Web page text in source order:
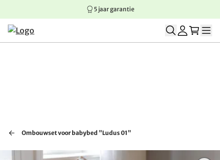
Springen naar hoofdinhoud
Springen naar hoofdnavigatie
Springen naar voettekst
5 jaar garantie
Ombouwset voor babybed "Ludus 01"